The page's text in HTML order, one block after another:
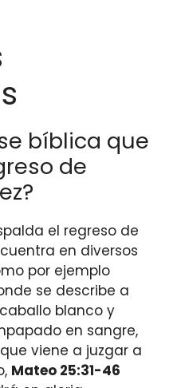
bíblica que
de
el regreso de
en diversos
por ejemplo
se describe a
blanco y
en sangre,
viene a juzgar a
Mateo 25:31-46